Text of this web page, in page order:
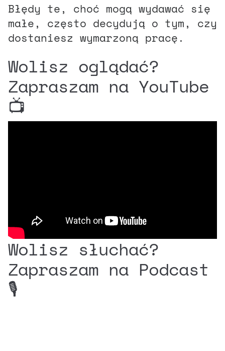
Błędy te, choć mogą wydawać się
małe, często decydują o tym, czy
dostaniesz wymarzoną pracę.
Wolisz oglądać?
Zapraszam na YouTube
📺
Wolisz słuchać?
Zapraszam na Podcast
🎙️